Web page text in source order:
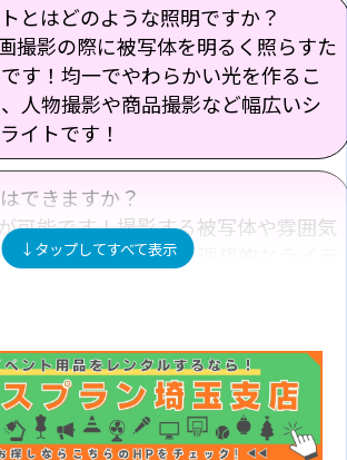
とはどのような照明ですか？
撮影の際に被写体を明るく照らすた
す！均一でやわらかい光を作るこ
人物撮影や商品撮影など幅広いシ
イトです！
できますか？
可能です！撮影する被写体や雰囲気
変えることで、より理想的なライテ
しますか？
コンセントと同じAC100V電源で使
な電源設備は必要ないため、屋内
単に使用できます！